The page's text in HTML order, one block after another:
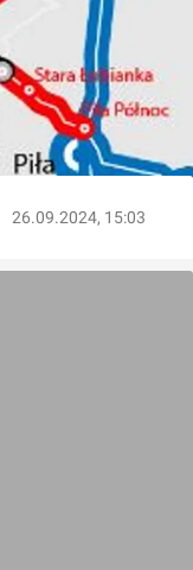
26.09.2024, 15:03